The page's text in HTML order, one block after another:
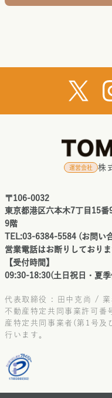
運営会社 株
〒106-0032
東京都港区六本木7丁目15
9階
TEL:03-6384-5584 (お問い
営業電話はお断りしておりま
【受付時間】
09:30-18:30(土日祝日・夏
代表取締役 : 田中克尚 / 業
不動産特定共同事業許可番
産特定共同事業者(第1号及
行います。